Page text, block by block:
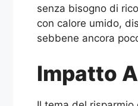
senza bisogno di
con calore umido,
sebbene ancora
Impatto